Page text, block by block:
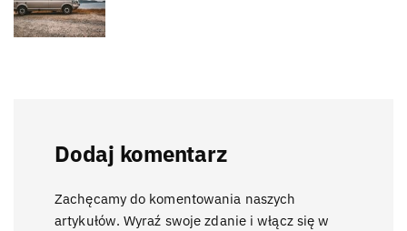
Dodaj komentarz
Zachęcamy do komentowania naszych
artykułów. Wyraź swoje zdanie i włącz się w